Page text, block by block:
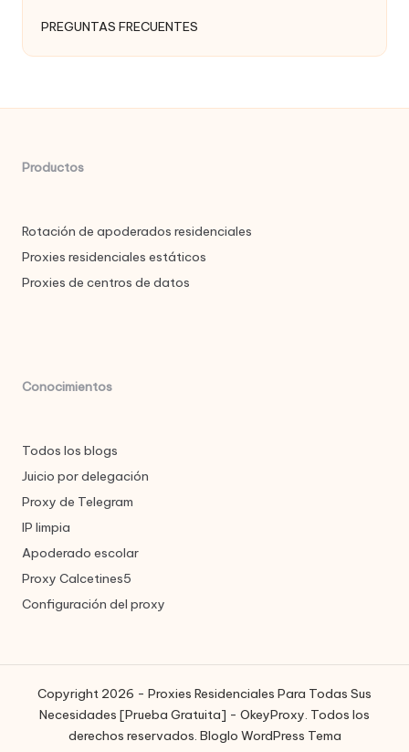
PREGUNTAS FRECUENTES
Productos
Rotación de apoderados residenciales
Proxies residenciales estáticos
Proxies de centros de datos
Conocimientos
Todos los blogs
Juicio por delegación
Proxy de Telegram
IP limpia
Apoderado escolar
Proxy Calcetines5
Configuración del proxy
Copyright 2026 - Proxies Residenciales Para Todas Sus
Necesidades [Prueba Gratuita] - OkeyProxy. Todos los
derechos reservados. Bloglo WordPress Tema